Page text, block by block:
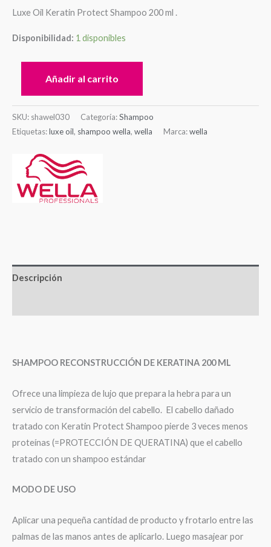
Luxe Oil Keratin Protect Shampoo 200 ml .
Disponibilidad: 1 disponibles
Añadir al carrito
SKU: shawel030 Categoría:Shampoo
Etiquetas:luxe oil, shampoo wella, wella Marca:wella
Descripción
SHAMPOO RECONSTRUCCIÓN DE KERATINA 200 ML
Ofrece una limpieza de lujo que prepara la hebra para un
servicio de transformación del cabello. El cabello dañado
tratado con Keratin Protect Shampoo pierde 3 veces menos
proteínas (=PROTECCIÓN DE QUERATINA) que el cabello
tratado con un shampoo estándar
MODO DE USO
Aplicar una pequeña cantidad de producto y frotarlo entre las
palmas de las manos antes de aplicarlo. Luego masajear por